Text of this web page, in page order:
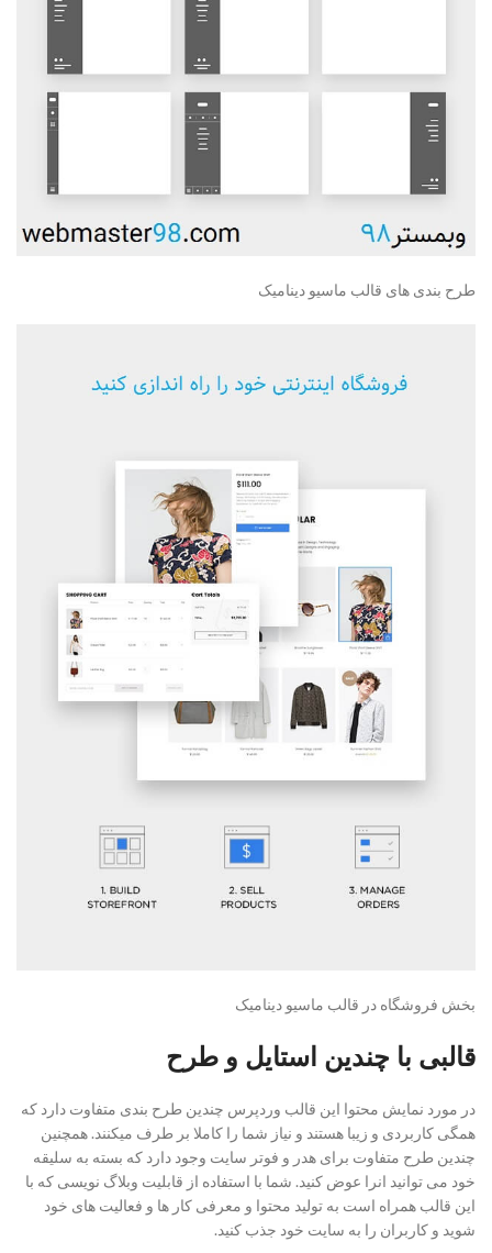
طرح بندی های قالب ماسیو دینامیک
بخش فروشگاه در قالب ماسیو دینامیک
قالبی با چندین استایل و طرح
در مورد نمایش محتوا این قالب وردپرس چندین طرح بندی متفاوت دارد که
همگی کاربردی و زیبا هستند و نیاز شما را کاملا بر طرف میکنند. همچنین
چندین طرح متفاوت برای هدر و فوتر سایت وجود دارد که بسته به سلیقه
خود می توانید انرا عوض کنید. شما با استفاده از قابلیت وبلاگ نویسی که با
این قالب همراه است به تولید محتوا و معرفی کار ها و فعالیت های خود
شوید و کاربران را به سایت خود جذب کنید.